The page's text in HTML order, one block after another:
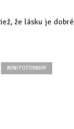
že lásku je dobré
MINI FOTOKNIHY